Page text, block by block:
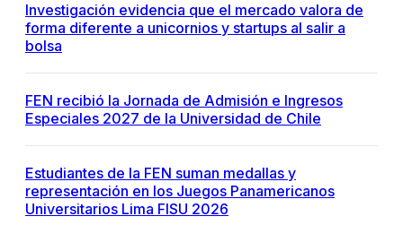
Investigación evidencia que el mercado valora de
forma diferente a unicornios y startups al salir a
bolsa
FEN recibió la Jornada de Admisión e Ingresos
Especiales 2027 de la Universidad de Chile
Estudiantes de la FEN suman medallas y
representación en los Juegos Panamericanos
Universitarios Lima FISU 2026